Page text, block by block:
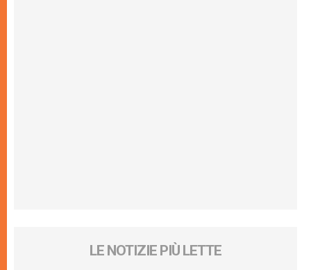
LE NOTIZIE PIÙ LETTE